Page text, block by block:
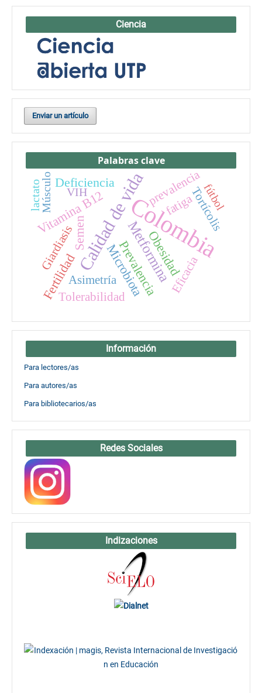
Ciencia
Enviar un artículo
Palabras clave
Colombia
Calidad de vidaMetformina
MicrobiotaObesidad
Semen
Fertilidad Prevalencia
Vitamina B12
Deficiencia
fatiga
Giardiasis
Eficacia
Tolerabilidad
Tortícolis
Asimetría
prevalencia
VIH
Músculo fútbol
lactato
Información
Para lectores/as
Para autores/as
Para bibliotecarios/as
Redes Sociales
Indizaciones